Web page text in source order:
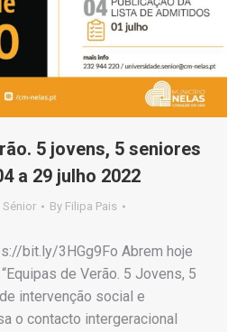
5 jovens, 5 seniores
a 29 julho 2022
Sénior By Filipa Pais
bit.ly/3HGg9Fo Abrem hoje
de Verão. 5 Jovens, 5
intervenção social e
o contacto intergeracional